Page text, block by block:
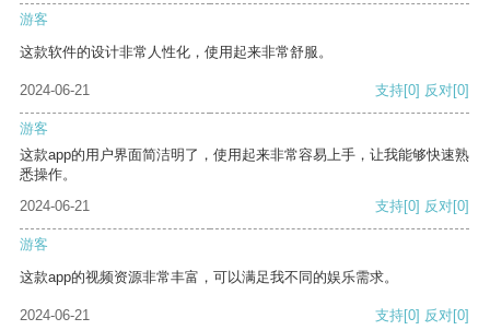
游客
这款软件的设计非常人性化，使用起来非常舒服。
2024-06-21 支持[0] 反对[0]
游客
这款app的用户界面简洁明了，使用起来非常容易上手，让我能够快速熟
悉操作。
2024-06-21
支持[0] 反对[0]
游客
这款app的视频资源非常丰富，可以满足我不同的娱乐需求。
2024-06-21 支持[0] 反对[0]